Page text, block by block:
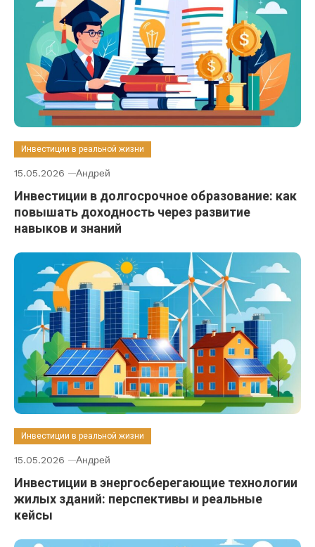
Инвестиции в реальной жизни
15.05.2026 Андрей
Инвестиции в долгосрочное образование: как
повышать доходность через развитие
навыков и знаний
Инвестиции в реальной жизни
15.05.2026 Андрей
Инвестиции в энергосберегающие технологии
жилых зданий: перспективы и реальные
кейсы